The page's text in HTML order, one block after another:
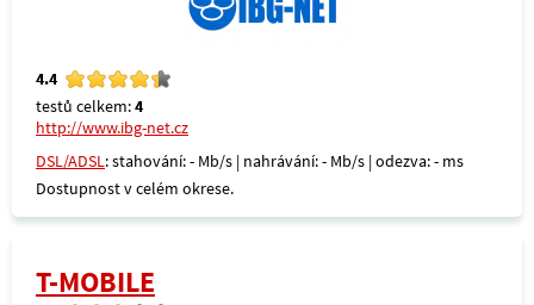
4.4
testů celkem:4
http://www.ibg-net.cz
DSL/ADSL: stahování: - Mb/s | nahrávání: - Mb/s | odezva: - ms
Dostupnost v celém okrese.
T-MOBILE